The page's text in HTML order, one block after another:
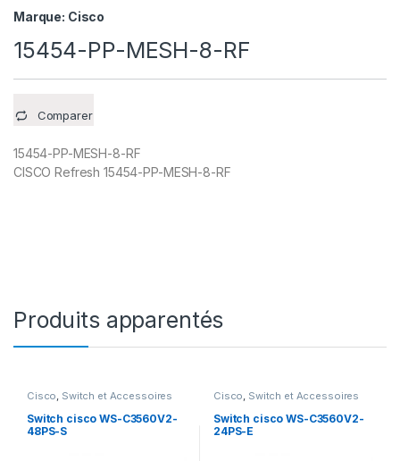
Marque: Cisco
15454-PP-MESH-8-RF
Comparer
15454-PP-MESH-8-RF
CISCO Refresh 15454-PP-MESH-8-RF
Produits apparentés
Cisco, Switch et Accessoires
Switch cisco WS-C3560V2-
48PS-S
Cisco, Switch et Accessoires
Switch cisco WS-C3560V2-
24PS-E